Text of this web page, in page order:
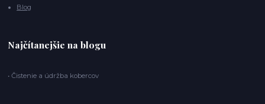
Blog
Najčítanejšie na blogu
• Čistenie a údržba kobercov